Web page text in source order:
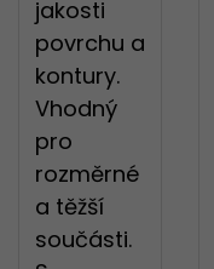
jakosti
povrchu a
kontury.
Vhodný
pro
rozměrné
a těžší
součásti.